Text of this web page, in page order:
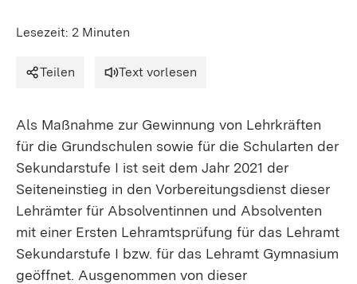
Lesezeit: 2 Minuten
Teilen Text vorlesen
Als Maßnahme zur Gewinnung von Lehrkräften
für die Grundschulen sowie für die Schularten der
Sekundarstufe I ist seit dem Jahr 2021 der
Seiteneinstieg in den Vorbereitungsdienst dieser
Lehrämter für Absolventinnen und Absolventen
mit einer Ersten Lehramtsprüfung für das Lehramt
Sekundarstufe I bzw. für das Lehramt Gymnasium
geöffnet. Ausgenommen von dieser